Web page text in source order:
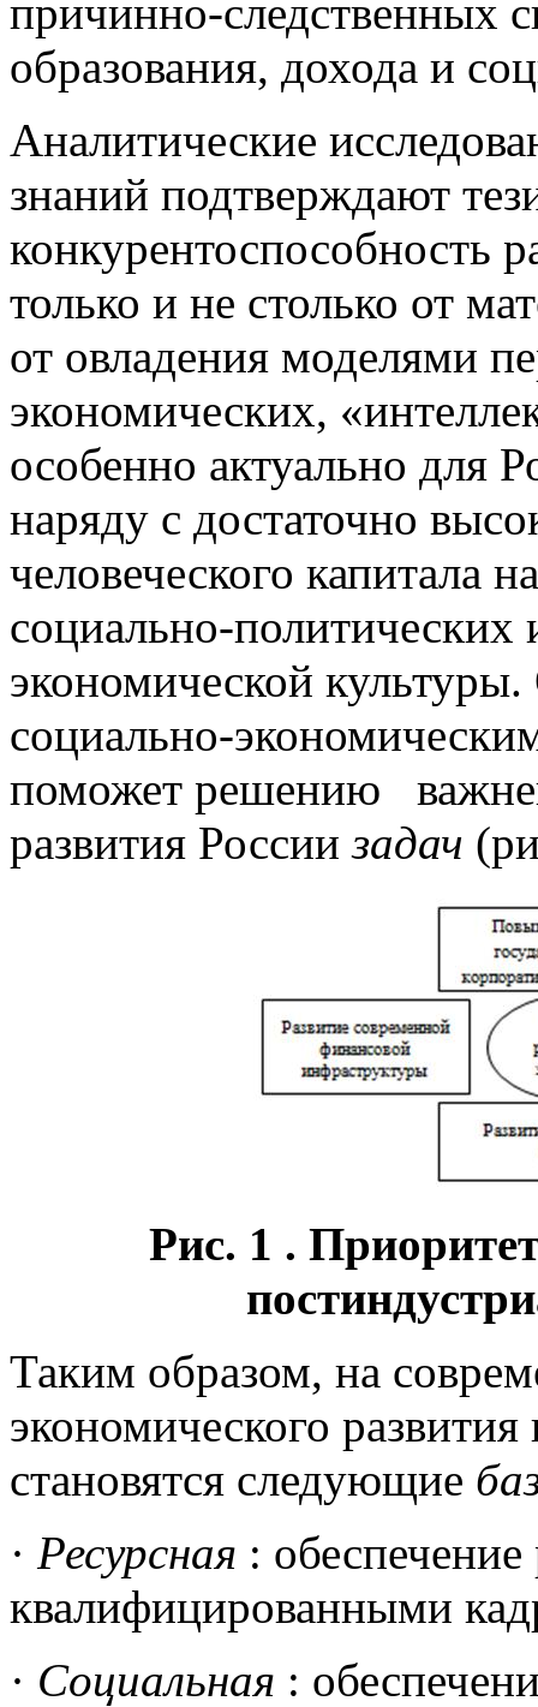
причинно-следственных
образования, дохода и
Аналитические
знаний подтверждают
конкурентоспособность
только и не столько от
от овладения моделями
экономических,
особенно актуально для
наряду с достаточно
человеческого капитала
социально-политических
экономической
социально-
поможет решению
развития Россиизадач
Рис. 1 .
Таким образом, на
экономического
становятся следующие
· Ресурсная :
квалифицированными
· Социальная :